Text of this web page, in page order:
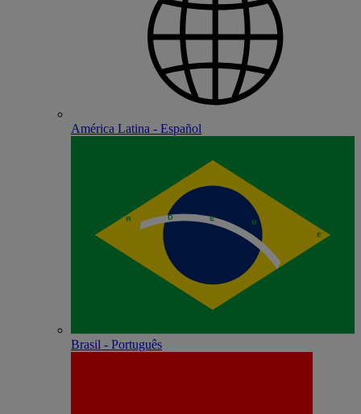
América Latina - Español
Brasil - Português